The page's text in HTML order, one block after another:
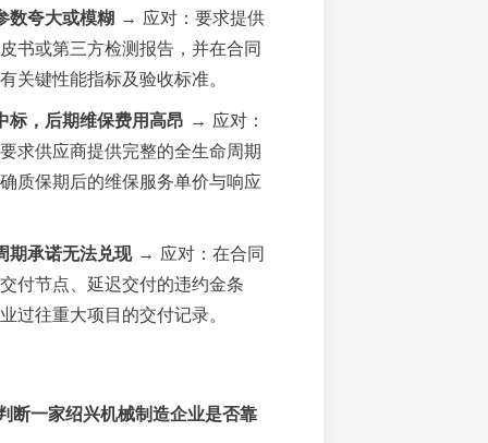
数夸大或模糊 → 应对：要求提供
书或第三方检测报告，并在合同
关键性能指标及验收标准。
标，后期维保费用高昂 → 应对：
求供应商提供完整的全生命周期
质保期后的维保服务单价与响应
期承诺无法兑现→ 应对：在合同
付节点、延迟交付的违约金条
过往重大项目的交付记录。
断一家绍兴机械制造企业是否靠